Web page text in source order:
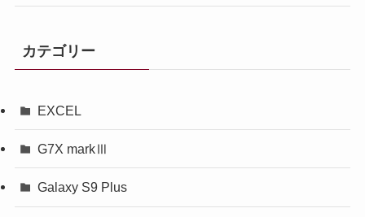
カテゴリー
EXCEL
G7X markⅢ
Galaxy S9 Plus